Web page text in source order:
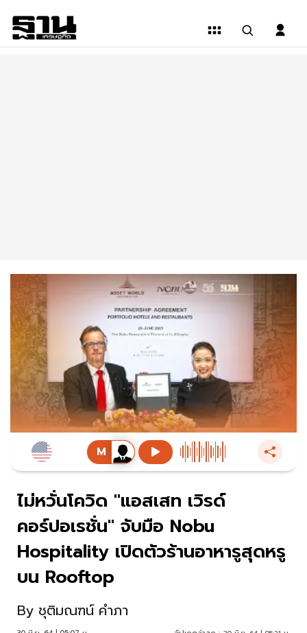
ไม่หวั่นโควิด "แอสเสท เวิรด์
คอร์ปอเรชั่น" จับมือ Nobu
Hospitality เปิดตัวร้านอาหารูสุดหรู
บน Rooftop
By ชุติมณฑน์ คำภา